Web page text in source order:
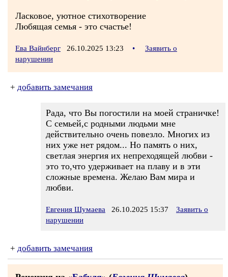
Ласковое, уютное стихотворение
Любящая семья - это счастье!
Ева Вайнберг 26.10.2025 13:23 •
Заявить о
нарушении
+ добавить замечания
Рада, что Вы погостили на моей страничке!
С семьей,с родными людьми мне
действительно очень повезло. Многих из
них уже нет рядом... Но память о них,
светлая энергия их непреходящей любви -
это то,что удерживает на плаву и в эти
сложные времена. Желаю Вам мира и
любви.
Евгения Шумаева 26.10.2025 15:37
Заявить о
нарушении
+ добавить замечания